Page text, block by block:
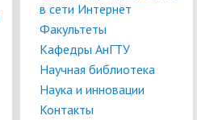
в сети Интернет
Факультеты
Кафедры АнГТУ
Научная библиотека
Наука и инновации
Контакты